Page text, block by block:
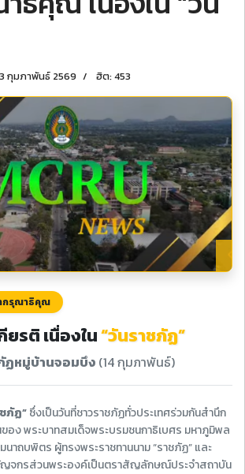
กุมภาพันธ์ 2569 ฮิต: 453
กรุณาธิคุณ
ยรติ เนื่องใน“วันราชภัฏ”
ฏหมู่บ้านจอมบึง (14 กุมภาพันธ์)
ภัฏ”ซึ่งเป็นวันที่ชาวราชภัฏทั่วประเทศร่วมกันสำนึก
ง พระบาทสมเด็จพระบรมชนกาธิเบศร มหาภูมิพล
าถบพิตร ผู้ทรงพระราชทานนาม “ราชภัฏ” และ
ญจกรส่วนพระองค์เป็นตราสัญลักษณ์ประจำสถาบัน